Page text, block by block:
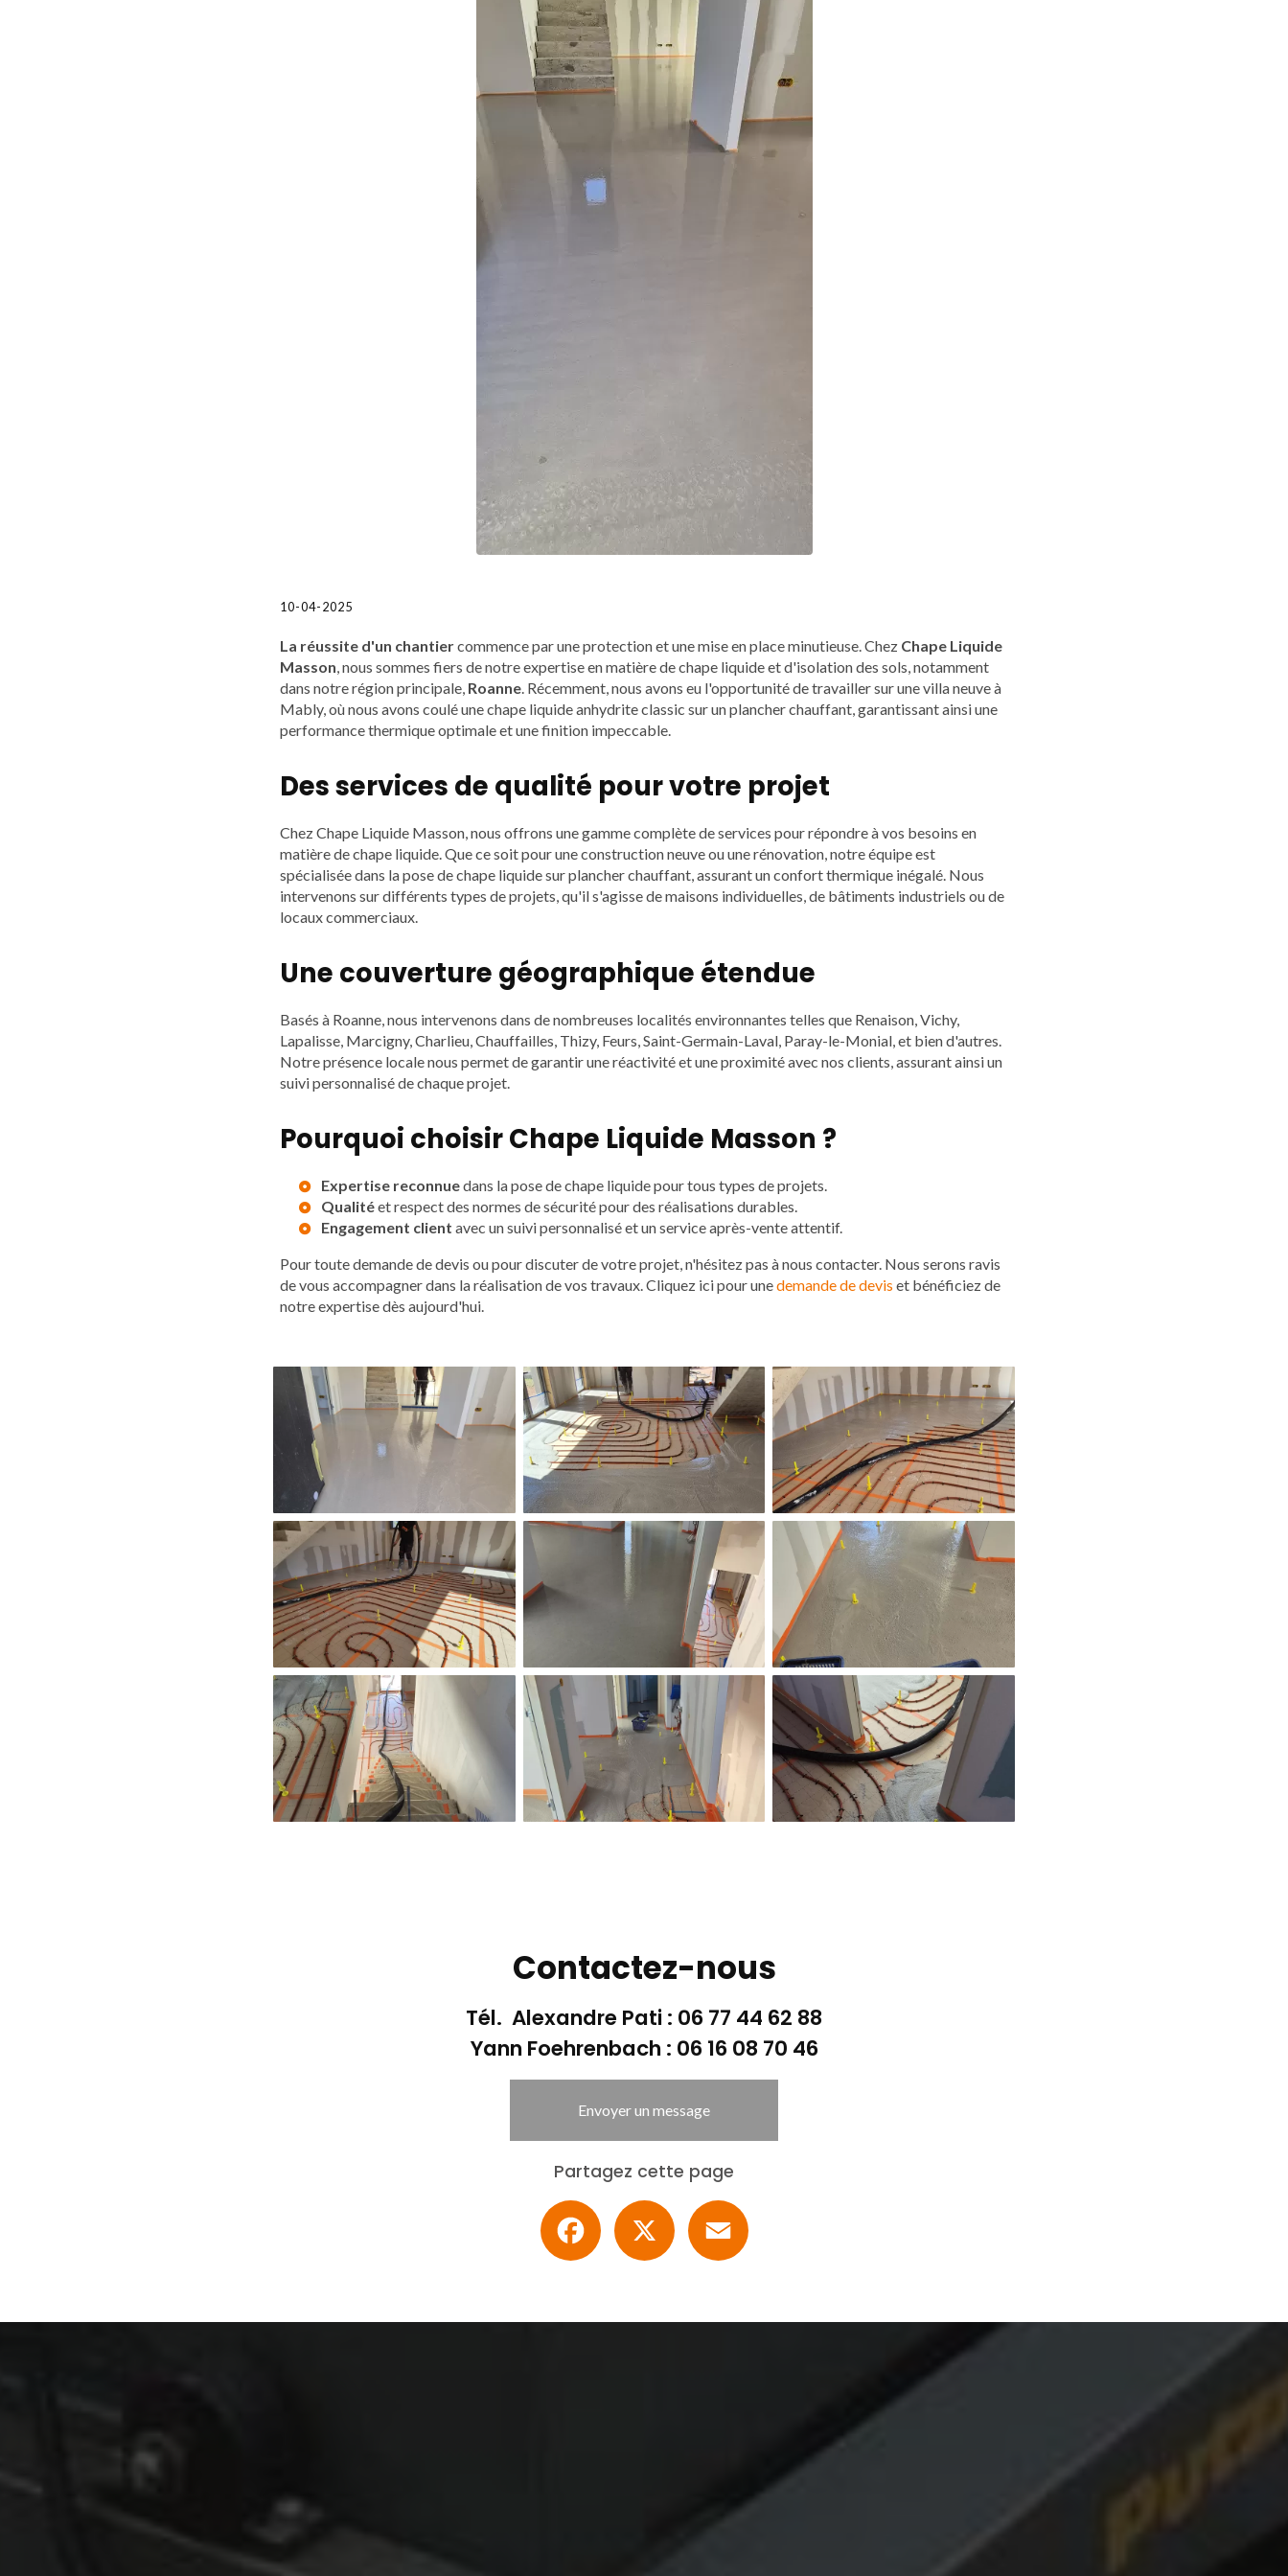
10-04-2025
La réussite d'un chantiercommence par une protection et une mise en place minutieuse. Chez Chape Liquide
Masson, nous sommes fiers de notre expertise en matière de chape liquide et d'isolation des sols, notamment
dans notre région principale, Roanne. Récemment, nous avons eu l'opportunité de travailler sur une villa neuve à
Mably, où nous avons coulé une chape liquide anhydrite classic sur un plancher chauffant, garantissant ainsi une
performance thermique optimale et une finition impeccable.
Des services de qualité pour votre projet
Chez Chape Liquide Masson, nous offrons une gamme complète de services pour répondre à vos besoins en
matière de chape liquide. Que ce soit pour une construction neuve ou une rénovation, notre équipe est
spécialisée dans la pose de chape liquide sur plancher chauffant, assurant un confort thermique inégalé. Nous
intervenons sur différents types de projets, qu'il s'agisse de maisons individuelles, de bâtiments industriels ou de
locaux commerciaux.
Une couverture géographique étendue
Basés à Roanne, nous intervenons dans de nombreuses localités environnantes telles que Renaison, Vichy,
Lapalisse, Marcigny, Charlieu, Chauffailles, Thizy, Feurs, Saint-Germain-Laval, Paray-le-Monial, et bien d'autres.
Notre présence locale nous permet de garantir une réactivité et une proximité avec nos clients, assurant ainsi un
suivi personnalisé de chaque projet.
Pourquoi choisir Chape Liquide Masson ?
Expertise reconnuedans la pose de chape liquide pour tous types de projets.
Qualitéet respect des normes de sécurité pour des réalisations durables.
Engagement client avec un suivi personnalisé et un service après-vente attentif.
Pour toute demande de devis ou pour discuter de votre projet, n'hésitez pas à nous contacter. Nous serons ravis
de vous accompagner dans la réalisation de vos travaux. Cliquez ici pour unedemande de devis et bénéficiez de
notre expertise dès aujourd'hui.
Contactez-nous
Tél. Alexandre Pati : 06 77 44 62 88
Yann Foehrenbach : 06 16 08 70 46
Envoyer un message
Partagez cette page
Facebook